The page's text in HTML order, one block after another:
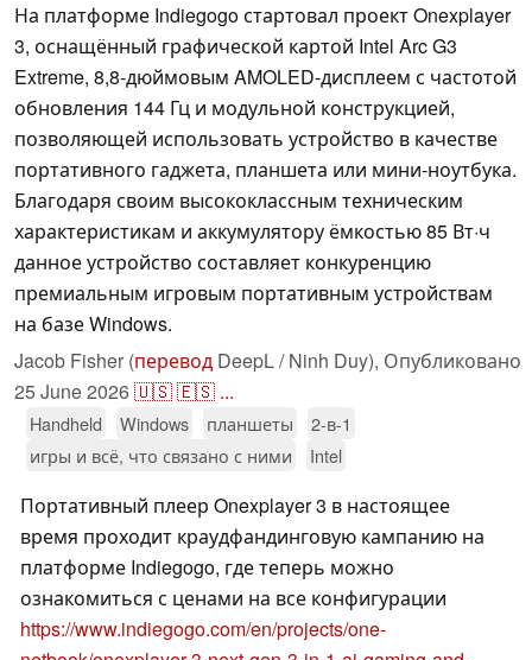
На платформе Indiegogo стартовал проект Onexplayer
3, оснащённый графической картой Intel Arc G3
Extreme, 8,8-дюймовым AMOLED-дисплеем с частотой
обновления 144 Гц и модульной конструкцией,
позволяющей использовать устройство в качестве
портативного гаджета, планшета или мини-ноутбука.
Благодаря своим высококлассным техническим
характеристикам и аккумулятору ёмкостью 85 Вт·ч
данное устройство составляет конкуренцию
премиальным игровым портативным устройствам
на базе Windows.
Jacob Fisher (перевод DeepL / Ninh Duy), Опубликовано
25 June 2026🇺🇸🇪🇸 ...
Handheld Windows планшеты
2-в-1
игры и всё, что связано с ними
Intel
Портативный плеер Onexplayer 3 в настоящее
время проходит краудфандинговую кампанию на
платформе Indiegogo, где теперь можно
ознакомиться с ценами на все конфигурации
https://www.indiegogo.com/en/projects/one-